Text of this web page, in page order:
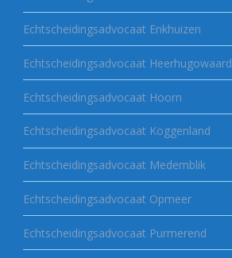
Echtscheidingsadvocaat Enkhuizen
Echtscheidingsadvocaat Heerhugowaard
Echtscheidingsadvocaat Hoorn
Echtscheidingsadvocaat Koggenland
Echtscheidingsadvocaat Medemblik
Echtscheidingsadvocaat Opmeer
Echtscheidingsadvocaat Purmerend